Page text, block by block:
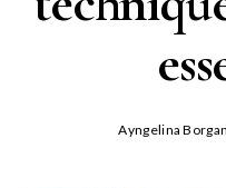
Ayngelina Borgan